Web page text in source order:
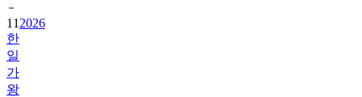
11 2026
한
일
가
왕